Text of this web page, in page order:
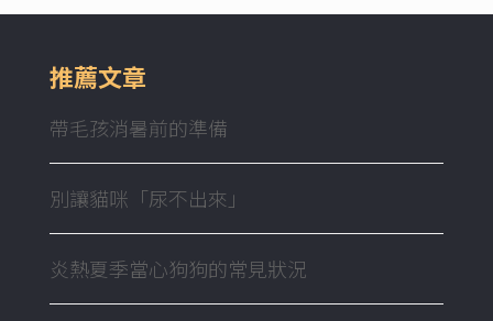
推薦文章
帶毛孩消暑前的準備
別讓貓咪「尿不出來」
炎熱夏季當心狗狗的常見狀況